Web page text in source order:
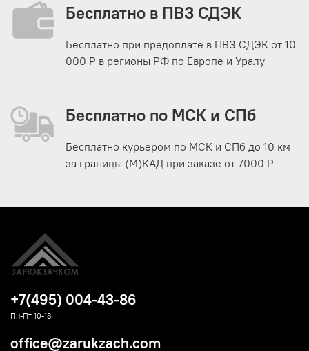
Бесплатно в ПВЗ СДЭК
Бесплатно при предоплате в ПВЗ СДЭК от 10
000 Р в регионы РФ по Европе и Уралу
Бесплатно по МСК и СПб
Бесплатно курьером по МСК и СПб до 10 км
за границы (М)КАД при заказе от 7000 Р
+7(495) 004-43-86
Пн-Пт 10-18
office@zarukzach.com